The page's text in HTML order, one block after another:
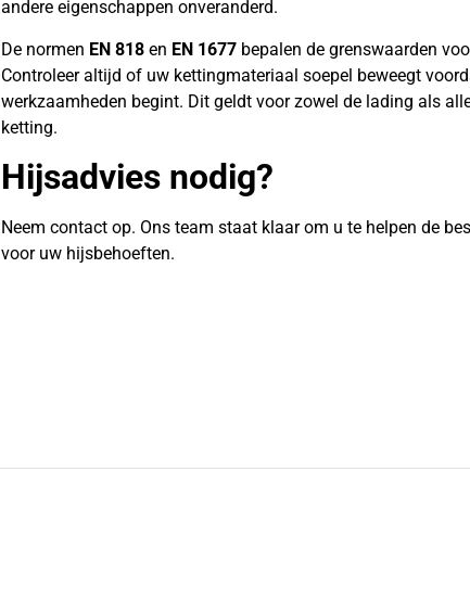
andere eigenschappen onveranderd.
De normen EN 818 en EN 1677 bepalen de grenswaarden
Controleer altijd of uw kettingmateriaal soepel beweegt
werkzaamheden begint. Dit geldt voor zowel de lading als
ketting.
Hijsadvies nodig?
Neem contact op. Ons team staat klaar om u te helpen de
voor uw hijsbehoeften.